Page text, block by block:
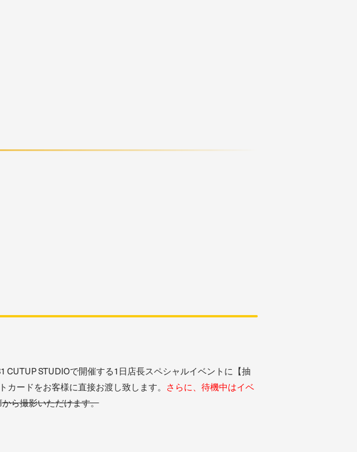
STUDIOで開催する1日店長スペシャルイベントに【抽
ードをお客様に直接お渡し致します。 さらに、 待機中はイベ
ら撮影いただけます。